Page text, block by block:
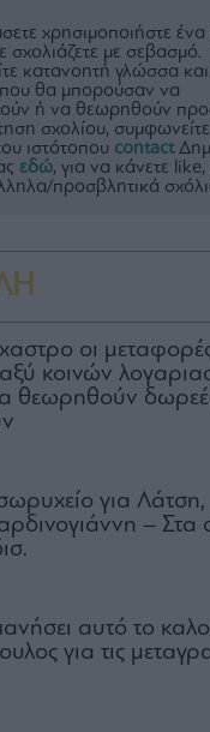
χρησιμοποιήστε
σχολιάζετε με σεβασμό.
κατανοητή γλώσσα
που θα μπορούσαν να
ή να θεωρηθούν
σχολίου, συμφωνείτε
ιστότοπου contact
εδώ, για να κάνετε
προσβλητικά
οι
κοινών
θεωρηθούν
για Λάτση,
– Στα
αυτό το
για τις